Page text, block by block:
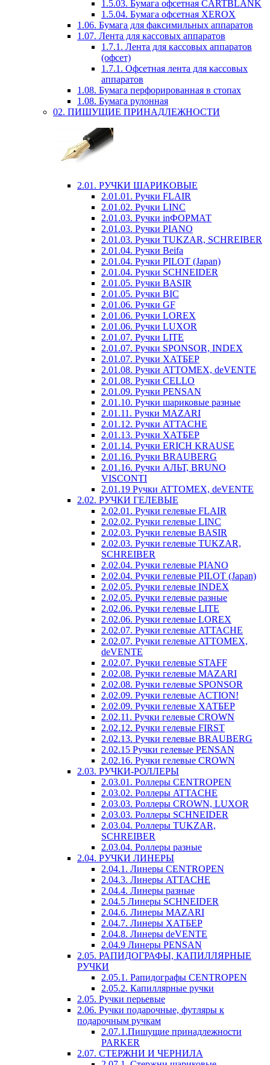
1.5.03. Бумага офсетная CARTBLANK
1.5.04. Бумага офсетная XEROX
1.06. Бумага для факсимильных аппаратов
1.07. Лента для кассовых аппаратов
1.7.1. Лента для кассовых аппаратов
(офсет)
1.7.1. Офсетная лента для кассовых
аппаратов
1.08. Бумага перфорированная в стопах
1.08. Бумага рулонная
02. ПИШУЩИЕ ПРИНАДЛЕЖНОСТИ
2.01. РУЧКИ ШАРИКОВЫЕ
2.01.01. Ручки FLAIR
2.01.02. Ручки LINC
2.01.03. Ручки inФОРМАТ
2.01.03. Ручки PIANO
2.01.03. Ручки TUKZAR, SCHREIBER
2.01.04. Ручки Beifa
2.01.04. Ручки PILOT (Japan)
2.01.04. Ручки SCHNEIDER
2.01.05. Ручки BASIR
2.01.05. Ручки BIC
2.01.06. Ручки GF
2.01.06. Ручки LOREX
2.01.06. Ручки LUXOR
2.01.07. Ручки LITE
2.01.07. Ручки SPONSOR, INDEX
2.01.07. Ручки ХАТБЕР
2.01.08. Ручки ATTOMEX, deVENTE
2.01.08. Ручки CELLO
2.01.09. Ручки PENSAN
2.01.10. Ручки шариковые разные
2.01.11. Ручки MAZARI
2.01.12. Ручки ATTACHE
2.01.13. Ручки ХАТБЕР
2.01.14. Ручки ERICH KRAUSE
2.01.16. Ручки BRAUBERG
2.01.16. Ручки АЛЬТ, BRUNO
VISCONTI
2.01.19 Ручки ATTOMEX, deVENTE
2.02. РУЧКИ ГЕЛЕВЫЕ
2.02.01. Ручки гелевые FLAIR
2.02.02. Ручки гелевые LINC
2.02.03. Ручки гелевые BASIR
2.02.03. Ручки гелевые TUKZAR,
SCHREIBER
2.02.04. Ручки гелевые PIANO
2.02.04. Ручки гелевые PILOT (Japan)
2.02.05. Ручки гелевые INDEX
2.02.05. Ручки гелевые разные
2.02.06. Ручки гелевые LITE
2.02.06. Ручки гелевые LOREX
2.02.07. Ручки гелевые ATTACHE
2.02.07. Ручки гелевые ATTOMEX,
deVENTE
2.02.07. Ручки гелевые STAFF
2.02.08. Ручки гелевые MAZARI
2.02.08. Ручки гелевые SPONSOR
2.02.09. Ручки гелевые ACTION!
2.02.09. Ручки гелевые ХАТБЕР
2.02.11. Ручки гелевые CROWN
2.02.12. Ручки гелевые FIRST
2.02.13. Ручки гелевые BRAUBERG
2.02.15 Ручки гелевые PENSAN
2.02.16. Ручки гелевые CROWN
2.03. РУЧКИ-РОЛЛЕРЫ
2.03.01. Роллеры CENTROPEN
2.03.02. Роллеры ATTACHE
2.03.03. Роллеры CROWN, LUXOR
2.03.03. Роллеры SCHNEIDER
2.03.04. Роллеры TUKZAR,
SCHREIBER
2.03.04. Роллеры разные
2.04. РУЧКИ ЛИНЕРЫ
2.04.1. Линеры CENTROPEN
2.04.3. Линеры ATTACHE
2.04.4. Линеры разные
2.04.5 Линеры SCHNEIDER
2.04.6. Линеры MAZARI
2.04.7. Линеры ХАТБЕР
2.04.8. Линеры deVENTE
2.04.9 Линеры PENSAN
2.05. РАПИДОГРАФЫ, КАПИЛЛЯРНЫЕ
РУЧКИ
2.05.1. Рапидографы CENTROPEN
2.05.2. Капиллярные ручки
2.05. Ручки перьевые
2.06. Ручки подарочные, футляры к
подарочным ручкам
2.07.1.Пишущие принадлежности
PARKER
2.07. СТЕРЖНИ И ЧЕРНИЛА